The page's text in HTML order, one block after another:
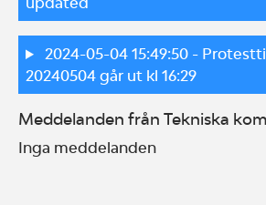
2024-05-04 15:49:50-
20240504 går ut kl 16:29
Meddelanden från Tekniska
Inga meddelanden